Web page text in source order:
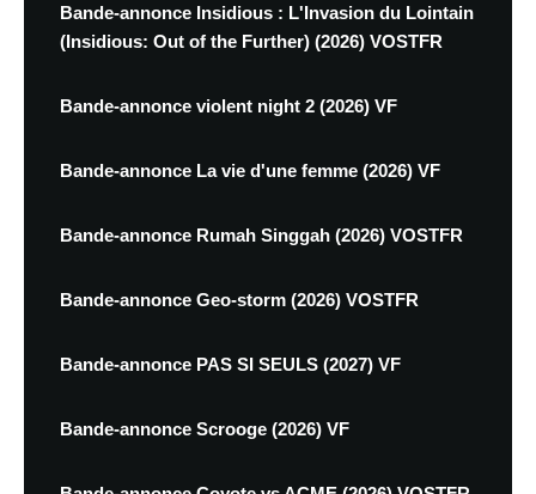
Bande-annonce Insidious : L'Invasion du Lointain
(Insidious: Out of the Further) (2026) VOSTFR
Bande-annonce violent night 2 (2026) VF
Bande-annonce La vie d'une femme (2026) VF
Bande-annonce Rumah Singgah (2026) VOSTFR
Bande-annonce Geo-storm (2026) VOSTFR
Bande-annonce PAS SI SEULS (2027) VF
Bande-annonce Scrooge (2026) VF